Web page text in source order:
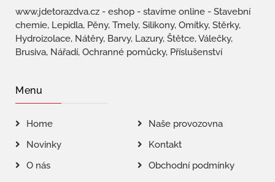
www.jdetorazdva.cz - eshop - stavíme online - Stavební
chemie, Lepidla, Pěny, Tmely, Silikony, Omítky, Stěrky,
Hydroizolace, Nátěry, Barvy, Lazury, Štětce, Válečky,
Brusiva, Nářadí, Ochranné pomůcky, Příslušenství
Menu
Home
Naše provozovna
Novinky
Kontakt
O nás
Obchodní podmínky